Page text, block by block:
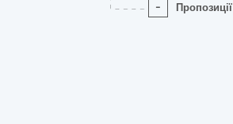
- Пропозиції